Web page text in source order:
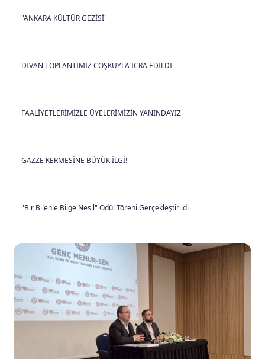
"ANKARA KÜLTÜR GEZİSİ"
DİVAN TOPLANTIMIZ COŞKUYLA İCRA EDİLDİ
FAALİYETLERİMİZLE ÜYELERİMİZİN YANINDAYIZ
GAZZE KERMESİNE BÜYÜK İLGİ!
"Bir Bilenle Bilge Nesil" Ödül Töreni Gerçekleştirildi